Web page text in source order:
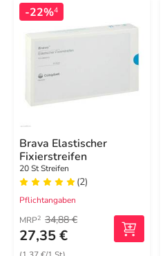
-22%4
Brava Elastischer
Fixierstreifen
20 St Streifen
(2)
Pflichtangaben
MRP2 34,88 €
27,35 €